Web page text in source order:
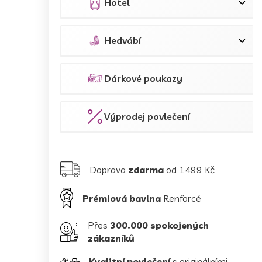
Hedvábí
Dárkové poukazy
Výprodej povlečení
Doprava zdarma od 1499 Kč
Prémiová bavlna Renforcé
Přes 300.000 spokojených
zákazníků